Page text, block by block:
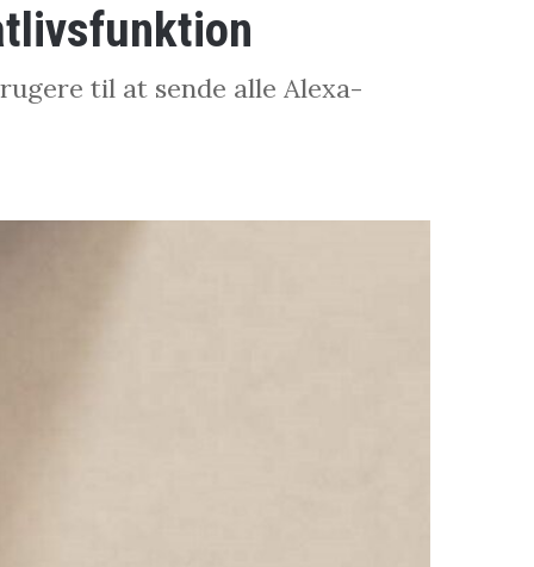
til at sende alle Alexa-